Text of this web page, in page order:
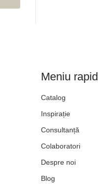
Meniu rapid
Catalog
Inspirație
Consultanță
Colaboratori
Despre noi
Blog